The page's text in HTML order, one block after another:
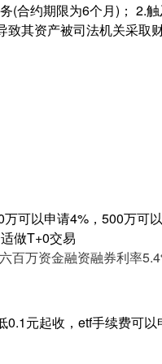
(合约期限为6个月)； 2.
其资产被司法机关采取
可以申请4%，500万可
做T+0交易
六百万资金融资融券利率
元起收，etf手续费可